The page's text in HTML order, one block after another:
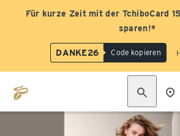
Für kurze Zeit mit der TchiboCard
sparen!*
DANKE26 Code kopieren